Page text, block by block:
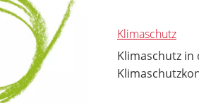
Klimaschutz
Klimaschutz in